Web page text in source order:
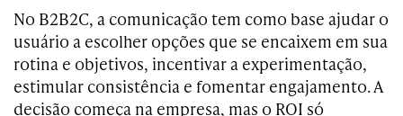
No B2B2C, a comunicação tem como base ajudar o
usuário a escolher opções que se encaixem em sua
rotina e objetivos, incentivar a experimentação,
estimular consistência e fomentar engajamento. A
decisão começa na empresa, mas o ROI só